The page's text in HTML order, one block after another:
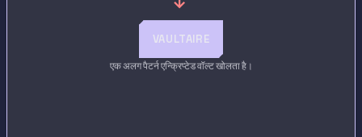
VAULTAIRE
एक अलग पैटर्न एन्क्रिप्टेड वॉल्ट खोलता है।